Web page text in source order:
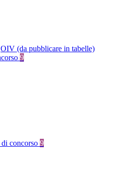
OIV (da pubblicare in tabelle)
9
concorso 9